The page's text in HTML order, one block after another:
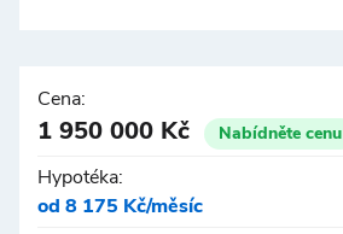
poskytneme.
Cena:
1 950 000 Kč Nabídněte cenu
Hypotéka:
od 8 175 Kč/měsíc